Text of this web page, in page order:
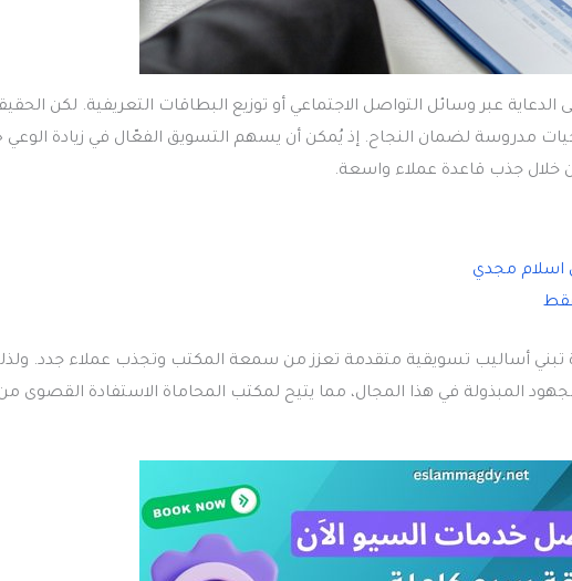
عبر وسائل التواصل الاجتماعي أو توزيع البطاقات التعريفية. لكن
مدروسة لضمان النجاح. إذ يُمكن أن يسهم التسويق الفعّال في زيادة الوعي
خلال جذب قاعدة عملاء واسعة.
اسلام مجدي
تبني أساليب تسويقية متقدمة تعزز من سمعة المكتب وتجذب عملاء جدد.
في هذا المجال، مما يتيح لمكتب المحاماة الاستفادة القصوى